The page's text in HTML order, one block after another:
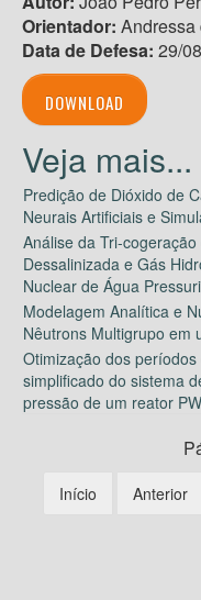
Orientador: Andressa
Data de Defesa: 29/
DOWNLOAD
Predição de Dióxido de
Neurais Artificiais e
Análise da Tri-
Dessalinizada e Gás
Nuclear de Água
Modelagem Analítica e
Nêutrons Multigrupo em
Otimização dos
simplificado do sistema
pressão de um reator
Início Anterior